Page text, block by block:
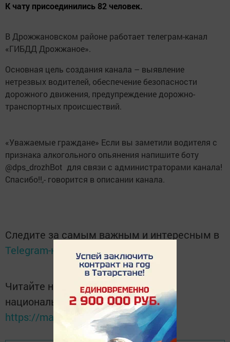
К чату присоединились 82 человек.
В Дрожжановском районе работает телеграм-канал
«ГИБДД Дрожжаное».
Основная цель создания канала – выявление
нетрезвых водителей, обеспечение безопасности
дорожного движения, предупреждение дорожно-
транспортных происшествий.
«Уважаемые граждане» Если вы заметили водителя с
признака алкогольного опьянения напишите боту
@dps­_drozhBot для связи с администраторами канала!
Спасибо!!,- говорится в описании канала.
Следите за самым важным и интересным в
Telegram-канале
Татмедиа
Читайте новости Татарстана в
национальном мессенджере MАХ:
https://max.ru/tatmedia